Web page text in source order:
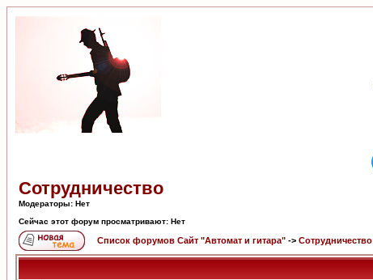
Сотрудничество
Модераторы: Нет
Сейчас этот форум просматривают: Нет
Список форумов Сайт "Автомат и гитара" -> Сотрудничество